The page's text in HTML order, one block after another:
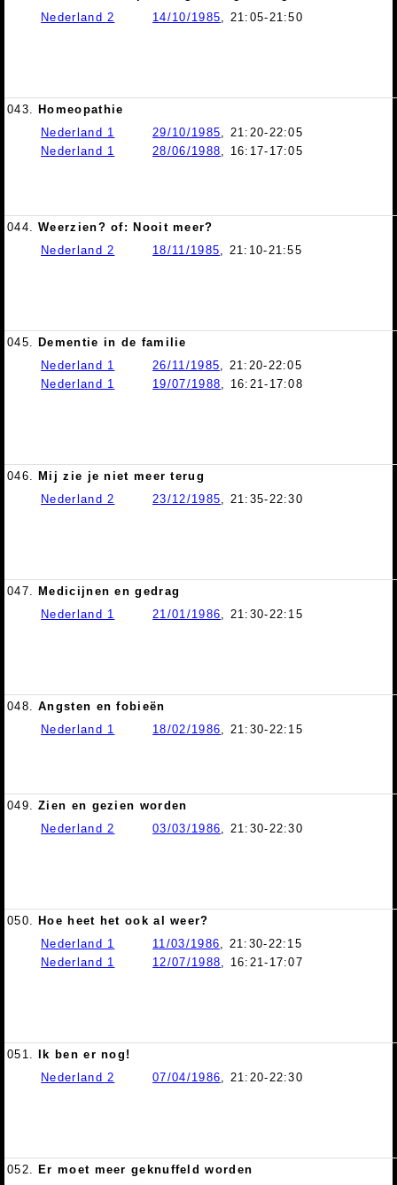
Nederland 2
14/10/1985, 21:05-21:50
043. Homeopathie
Nederland 1
29/10/1985, 21:20-22:05
Nederland 1
28/06/1988, 16:17-17:05
044. Weerzien? of: Nooit meer?
Nederland 2
18/11/1985, 21:10-21:55
045. Dementie in de familie
Nederland 1
26/11/1985, 21:20-22:05
Nederland 1
19/07/1988, 16:21-17:08
046. Mij zie je niet meer terug
Nederland 2
23/12/1985, 21:35-22:30
047. Medicijnen en gedrag
Nederland 1
21/01/1986, 21:30-22:15
048. Angsten en fobieën
Nederland 1
18/02/1986, 21:30-22:15
049. Zien en gezien worden
Nederland 2
03/03/1986, 21:30-22:30
050. Hoe heet het ook al weer?
Nederland 1
11/03/1986, 21:30-22:15
Nederland 1
12/07/1988, 16:21-17:07
051.
Ik ben er nog!
Nederland 2
07/04/1986, 21:20-22:30
052. Er moet meer geknuffeld worden